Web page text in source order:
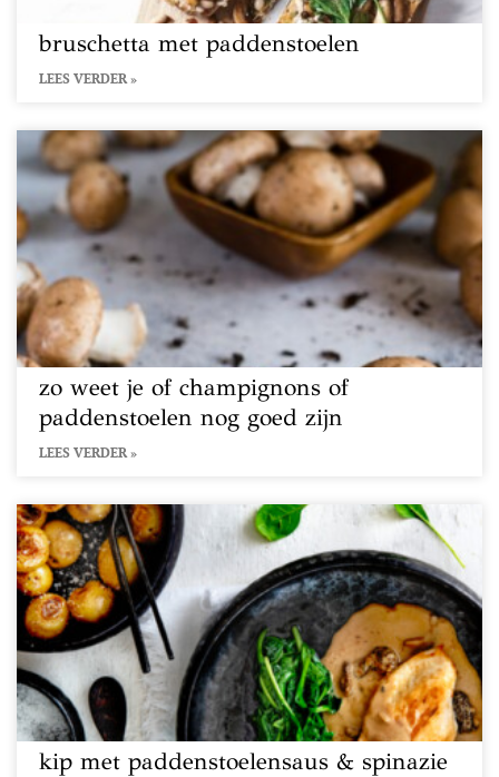
bruschetta met paddenstoelen
LEES VERDER »
zo weet je of champignons of
paddenstoelen nog goed zijn
LEES VERDER »
kip met paddenstoelensaus & spinazie